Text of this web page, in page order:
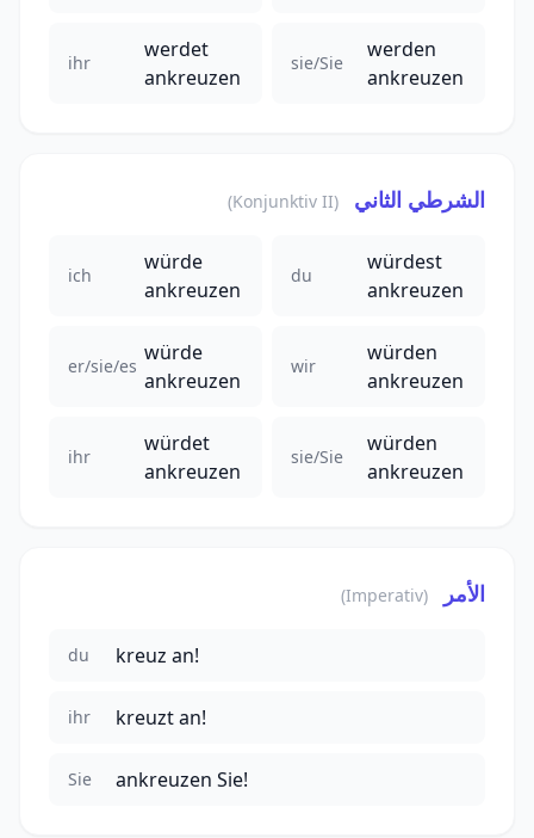
ihr
werdet
ankreuzen
sie/Sie
werden
ankreuzen
الشرطي الثاني (Konjunktiv II)
ich
würde
ankreuzen
du
würdest
ankreuzen
er/sie/es
würde
ankreuzen
wir
würden
ankreuzen
ihr
würdet
ankreuzen
sie/Sie
würden
ankreuzen
الأمر (Imperativ)
du kreuz an!
ihr kreuzt an!
Sie ankreuzen Sie!